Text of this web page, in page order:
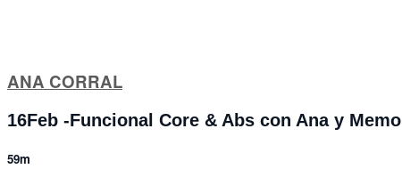
ANA CORRAL
16Feb -Funcional Core & Abs con Ana y Memo
59m